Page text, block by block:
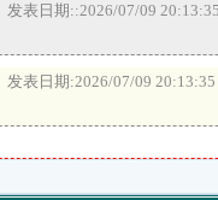
发表日期::2026/07/09
发表日期:2026/07/09 20:13:35